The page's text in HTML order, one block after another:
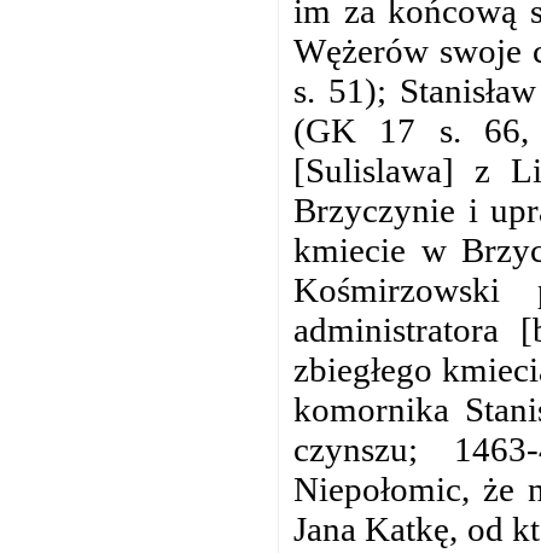
im za końcową
Wężerów
s. 51);
(GK 17 s. 66,
[Sulislawa] z
Brzyczynie i
kmiecie w
administratora
zbiegłego
komornika
czynszu;
Niepołomic, że
Jana Katkę, od